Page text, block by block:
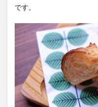
です。